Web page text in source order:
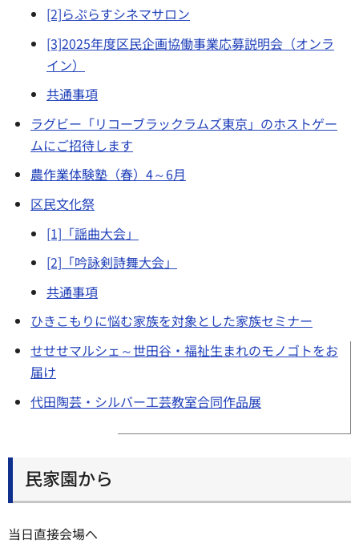
[2]らぷらすシネマサロン
[3]2025年度区民企画協働事業応募説明会（オンラ
イン）
共通事項
ラグビー「リコーブラックラムズ東京」のホストゲー
ムにご招待します
農作業体験塾（春）4～6月
区民文化祭
[1]「謡曲大会」
[2]「吟詠剣詩舞大会」
共通事項
ひきこもりに悩む家族を対象とした家族セミナー
せせせマルシェ～世田谷・福祉生まれのモノゴトをお
届け
代田陶芸・シルバー工芸教室合同作品展
民家園から
当日直接会場へ